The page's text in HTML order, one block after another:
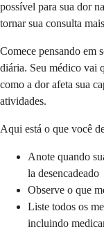
possível para sua dor
tornar sua consulta
Comece pensando em
diária. Seu médico vai
como a dor afeta sua
atividades.
Aqui está o que você
Anote quando
la desencadeado
Observe o que
Liste todos os
incluindo